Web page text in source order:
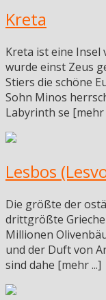
Kreta
Kreta ist eine Insel
wurde einst Zeus
Stiers die schöne
Sohn Minos
Labyrinth se [mehr
Lesbos
Die größte der
drittgrößte
Millionen
und der Duft von
sind dahe [mehr ...]